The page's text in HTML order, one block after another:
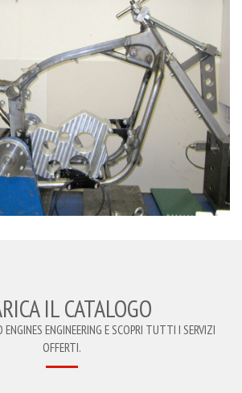
IL CATALOGO
ENGINES ENGINEERING E SCOPRI TUTTI I SERVIZI
OFFERTI.